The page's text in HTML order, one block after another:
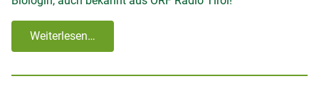
Weiterlesen…